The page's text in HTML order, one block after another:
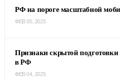
РФ на пороге масштабной
ФЕВ 05, 2025
Признаки скрытой
в РФ
ФЕВ 04, 2025